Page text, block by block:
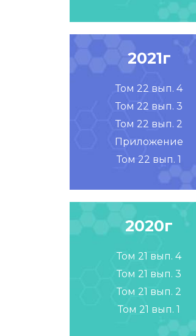
2021г
Том 22 вып. 4
Том 22 вып. 3
Том 22 вып. 2
Приложение
Том 22 вып. 1
2020г
Том 21 вып. 4
Том 21 вып. 3
Том 21 вып. 2
Том 21 вып. 1